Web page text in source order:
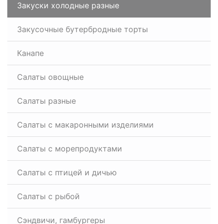
Закуски холодные разные
Закусочные бутербродные торты
Канапе
Салаты овощные
Салаты разные
Салаты с макаронными изделиями
Салаты с морепродуктами
Салаты с птицей и дичью
Салаты с рыбой
Сэндвичи, гамбургеры